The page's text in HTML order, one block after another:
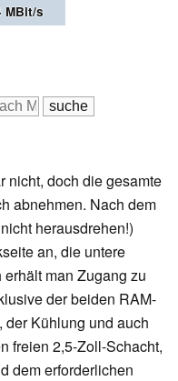
MBit/s
nicht, doch die gesamte
abnehmen. Nach dem
herausdrehen!)
an, die untere
man Zugang zu
der beiden RAM-
Kühlung und auch
freien 2,5-Zoll-Schacht,
dem erforderlichen